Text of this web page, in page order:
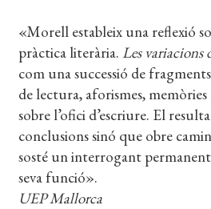
«Morell estableix una reflexió
pràctica literària. Les variacions
com una successió de
de lectura, aforismes,
sobre l’ofici d’escriure. El
conclusions sinó que obre
sosté un interrogant
seva funció».
UEP Mallorca